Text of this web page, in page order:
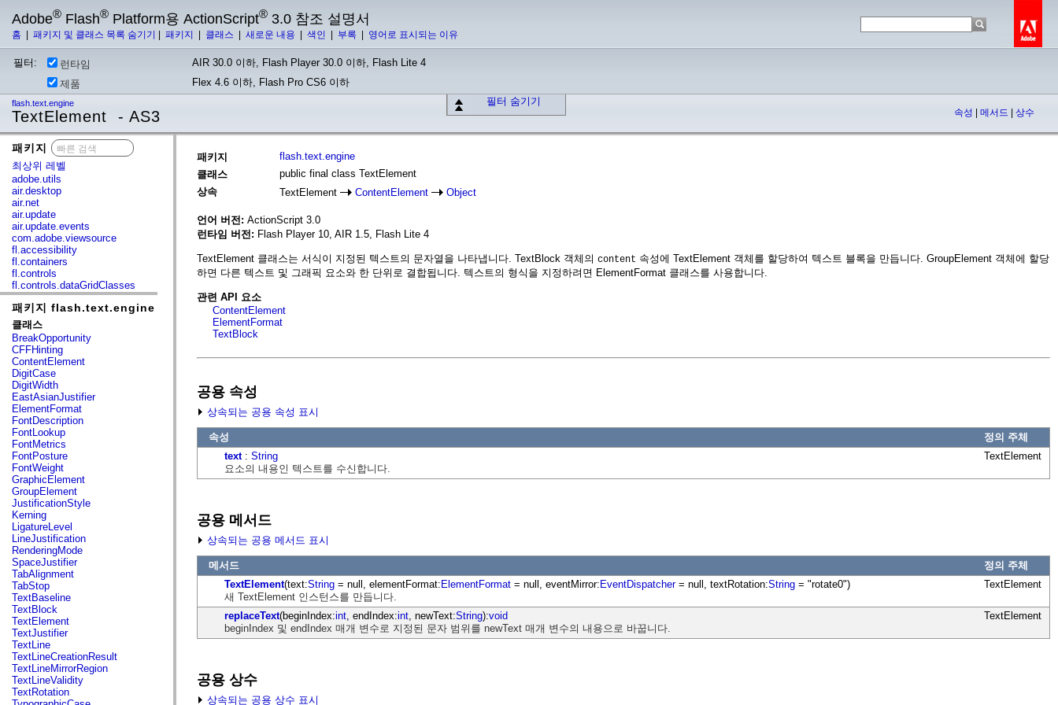
Adobe® Flash® Platform용 ActionScript® 3.0 참조 설명서
홈 패키지 및 클래스 목록 숨기기 패키지 클래스 새로운 내용 색인 부록 영어로 표시되는 이유
필터: 런타임
AIR 30.0 이하, Flash Player 30.0 이하, Flash Lite 4
제품
Flex 4.6 이하, Flash Pro CS6 이하
필터 숨기기
flash.text.engine
TextElement - AS3 속성 메서드 상수
패키지
최상위 레벨
adobe.utils
air.desktop
air.net
air.update
air.update.events
com.adobe.viewsource
fl.accessibility
fl.containers
fl.controls
fl.controls.dataGridClasses
fl.controls.listClasses
fl.controls.progressBarClasses
fl.core
fl.data
fl.display
fl.events
fl.ik
fl.lang
fl.livepreview
fl.managers
fl.motion
fl.motion.easing
fl.rsl
fl.text
fl.transitions
fl.transitions.easing
fl.video
flash.accessibility
flash.concurrent
flash.crypto
flash.data
flash.desktop
flash.display
flash.display3D
flash.display3D.textures
flash.errors
flash.events
flash.external
flash.filesystem
flash.filters
flash.geom
flash.globalization
flash.html
flash.media
flash.net
패키지 flash.text.engine
클래스
BreakOpportunity
CFFHinting
ContentElement
DigitCase
DigitWidth
EastAsianJustifier
ElementFormat
FontDescription
FontLookup
FontMetrics
FontPosture
FontWeight
GraphicElement
GroupElement
JustificationStyle
Kerning
LigatureLevel
LineJustification
RenderingMode
SpaceJustifier
TabAlignment
TabStop
TextBaseline
TextBlock
TextElement
TextJustifier
TextLine
TextLineCreationResult
TextLineMirrorRegion
TextLineValidity
TextRotation
패키지
flash.text.engine
클래스
public final class TextElement
상속
TextElement ContentElement Object
언어 버전: ActionScript 3.0
런타임 버전: Flash Player 10, AIR 1.5, Flash Lite 4
TextElement 클래스는 서식이 지정된 텍스트의 문자열을 나타냅니다. TextBlock 객체의 content 속성에 TextElement 객체를 할당하여 텍스트 블록을 만듭니다. GroupElement 객체에 할당
하면 다른 텍스트 및 그래픽 요소와 한 단위로 결합됩니다. 텍스트의 형식을 지정하려면 ElementFormat 클래스를 사용합니다.
관련 API 요소
ContentElement
ElementFormat
TextBlock
공용 속성
상속되는 공용 속성 표시
속성
정의 주체
text: String
요소의 내용인 텍스트를 수신합니다.
TextElement
공용 메서드
상속되는 공용 메서드 표시
메서드
정의 주체
TextElement(text:String = null, elementFormat:ElementFormat = null, eventMirror:EventDispatcher= null, textRotation:String = "rotate0")
새 TextElement 인스턴스를 만듭니다.
TextElement
replaceText(beginIndex:int , endIndex:int , newText:String):void
beginIndex 및 endIndex 매개 변수로 지정된 문자 범위를 newText 매개 변수의 내용으로 바꿉니다.
TextElement
공용 상수
상속되는 공용 상수 표시